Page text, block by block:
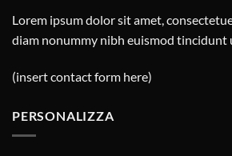
Lorem ipsum dolor sit amet,
diam nonummy nibh euismod tincidunt
(insert contact form here)
PERSONALIZZA